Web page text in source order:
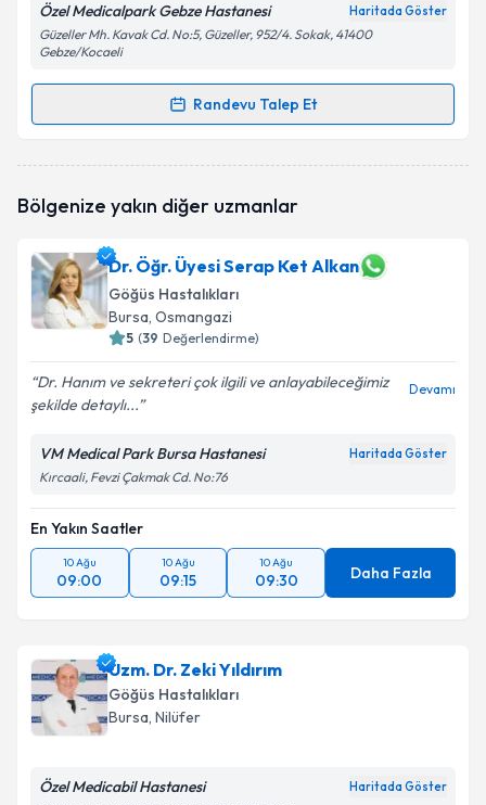
Özel Medicalpark Gebze Hastanesi Haritada Göster
Güzeller Mh. Kavak Cd. No:5, Güzeller, 952/4. Sokak, 41400
Gebze/Kocaeli
Randevu Talep Et
Randevu Takvimi Talebi
oluşturun. Size bu uzmandan randevu almanız için bir
E-posta Adresiniz
Kişisel verilerimin işlenmesine ilişkinAydınlatma
Metni'ni okudum ve kişisel verilerimin belirtilen
Bölgenize yakın diğer uzmanlar
Dr. Öğr. Üyesi Serap Ket Alkan
Göğüs Hastalıkları
Bursa, Osmangazi
5 (39 Değerlendirme)
Dr. Hanım ve sekreteri çok ilgili ve anlayabileceğimiz
şekilde detaylı...
Devamı
VM Medical Park Bursa Hastanesi Haritada Göster
Kırcaali, Fevzi Çakmak Cd. No:76
En Yakın Saatler
10 Ağu
09:00
10 Ağu
09:15
10 Ağu
09:30 Daha Fazla
Uzm. Dr. Zeki Yıldırım
Göğüs Hastalıkları
Bursa, Nilüfer
Özel Medicabil Hastanesi Haritada Göster